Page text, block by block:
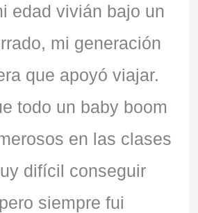
edad vivián bajo un
mi generación
que apoyó viajar.
todo un baby boom
en las clases
difícil conseguir
siempre fui